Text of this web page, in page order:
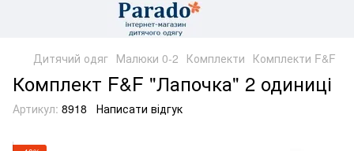
Дитячий одяг Малюки 0-2 Комплекти Комплекти F&F
Комплект F&F "Лапочка" 2 одиниці
Артикул: 8918 Написати відгук